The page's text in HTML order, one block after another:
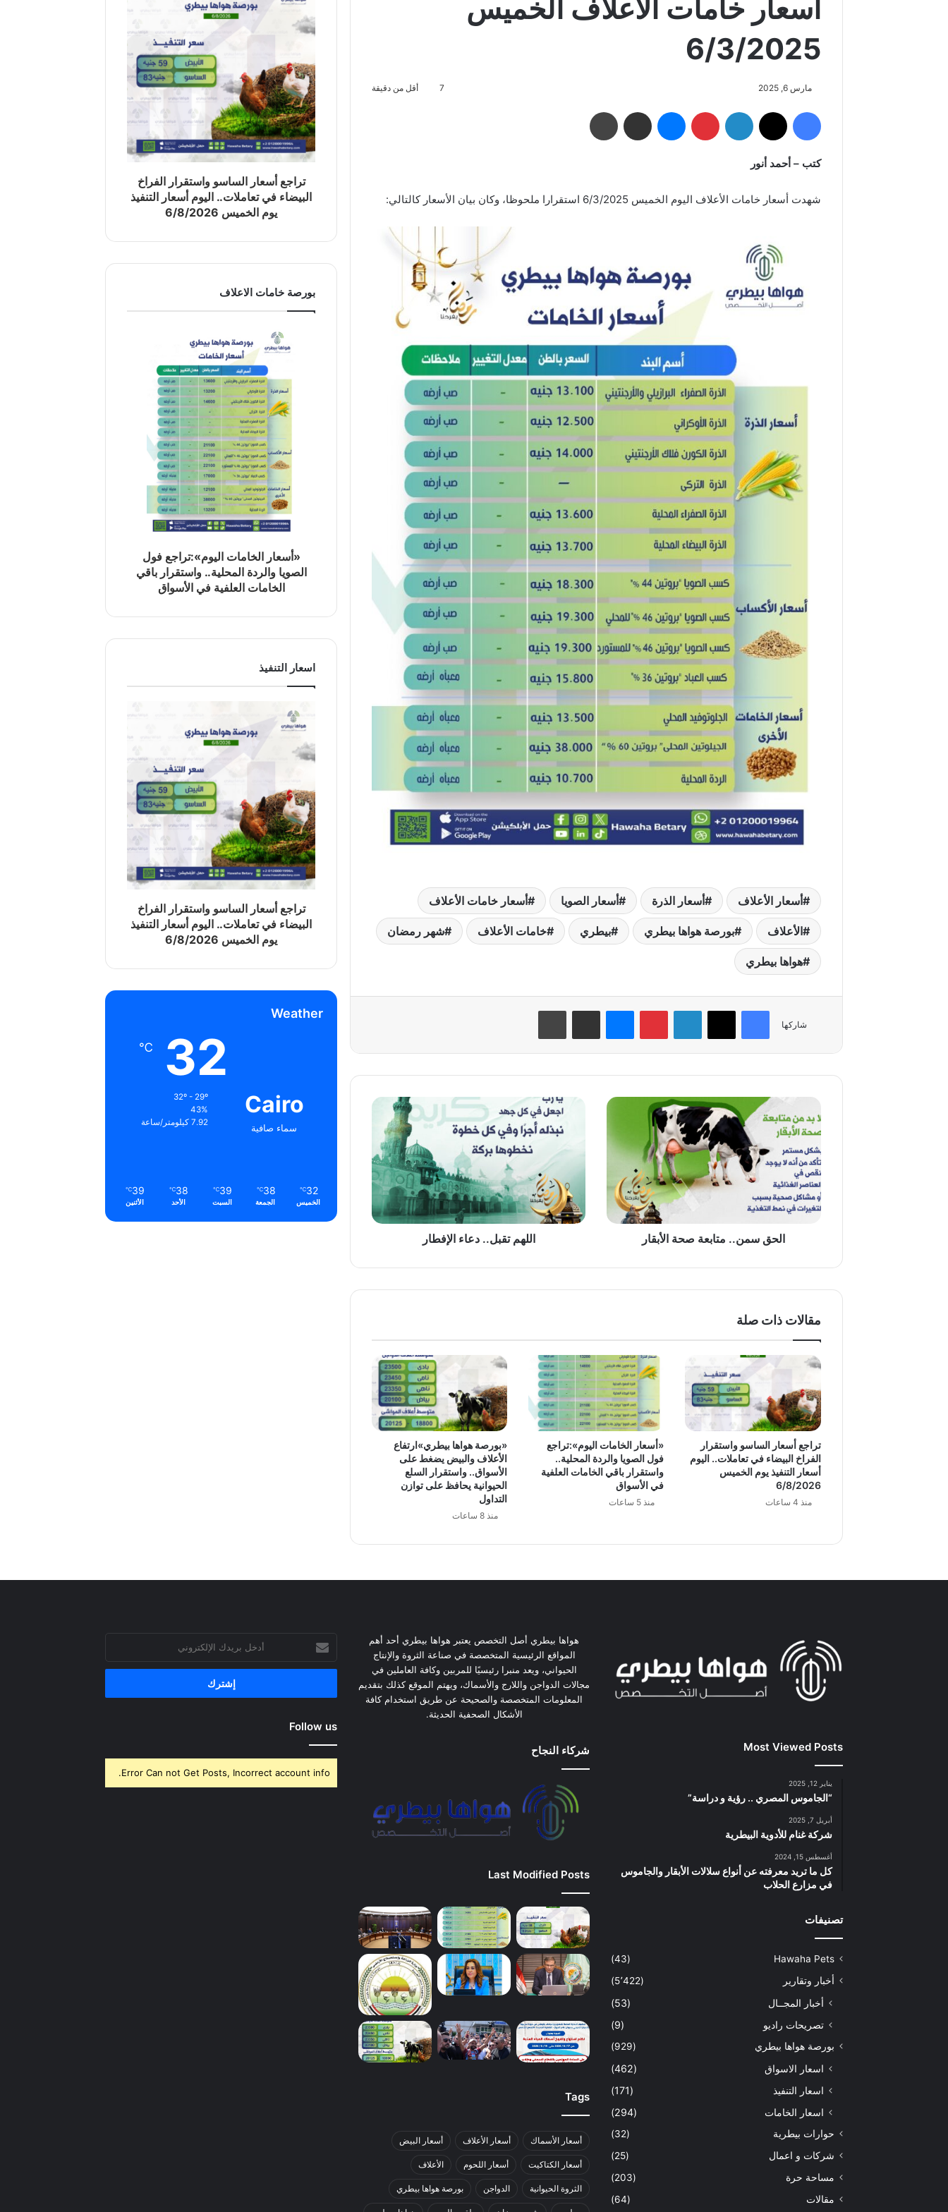
أسعار خامات الأعلاف الخميس
6/3/2025
مارس 6, 2025 7 أقل من دقيقة
فيسبوك لينكدإن بينتيريست ماسنجر مشاركة عبر البريد
كتب – أحمد أنور
شهدت أسعار خامات الأعلاف اليوم الخميس 6/3/2025 استقرارا ملحوظا، وكان بيان الأسعار كالتالي:
أسعار الأعلاف أسعار الذرة أسعار الصويا أسعار خامات الأعلاف
الأعلاف بورصة هواها بيطري بيطري خامات الأعلاف شهر رمضان
هواها بيطري
شاركها
فيسبوك ‫X لينكدإن بينتيريستماسنجر مشاركة عبر البريد طباعة
سمن..
متابعة
صحة
الأبقار
الحق سمن.. متابعة صحة الأبقار
اللهم
الإفطار
اللهم تقبل.. دعاء الإفطار
مقالات ذات صلة
تراجع أسعار الساسو واستقرار
الفراخ البيضاء في تعاملات.. اليوم
أسعار التنفيذ يوم الخميس
6/8/2026
منذ 4 ساعات
«أسعار الخامات اليوم»:تراجع
فول الصويا والردة المحلية..
واستقرار باقي الخامات العلفية
في الأسواق
منذ 5 ساعات
«بورصة هواها بيطري»ارتفاع
الأعلاف والبيض يضغط على
الأسواق.. واستقرار السلع
الحيوانية يحافظ على توازن
التداول
منذ 8 ساعات
تراجع أسعار الساسو واستقرار الفراخ
البيضاء في تعاملات.. اليوم أسعار التنفيذ
يوم الخميس 6/8/2026
بورصة خامات الاعلاف
«أسعار الخامات اليوم»:تراجع فول
الصويا والردة المحلية.. واستقرار باقي
الخامات العلفية في الأسواق
اسعار التنفيذ
تراجع أسعار الساسو واستقرار الفراخ
البيضاء في تعاملات.. اليوم أسعار التنفيذ
يوم الخميس 6/8/2026
Weather
Cairo
سماء صافية
32
℃
32º - 29º
43%
7.92 كيلومتر/ساعة
32
℃
الخميس
38
℃
الجمعة
39
℃
السبت
38
℃
الأحد
39
℃
الأثنين
Most Viewed Posts
يناير 12, 2025
“الجاموس المصري .. رؤية و دراسة”
أبريل 7, 2025
شركة غنام للأدوية البيطرية
أغسطس 15, 2024
كل ما تريد معرفته عن أنواع سلالات الأبقار والجاموس
في مزارع الحلاب
تصنيفات
Hawaha Pets
(43)
أخبار وتقارير
(5٬422)
أخبار المجــال
(53)
تصريحات راديو
(9)
بورصة هواها بيطري (929)
اسعار الاسواق
(462)
اسعار التنفيذ
(171)
اسعار الخامات
(294)
حوارات بيطرية
(32)
شركات و اعمال
(25)
مساحة حرة
(203)
مقالات
(64)
هواها بيطري أصل التخصص يعتبر هواها بيطري أحد أهم
المواقع الرئيسية المتخصصة في صناعة الثروة والإنتاج
الحيواني، ويعد منبرا رئيسيًا للمربين وكافة العاملين في
مجالات الدواجن واللارج والأسماك، ويهتم الموقع كذلك بتقديم
المعلومات المتخصصة والصحيحة عن طريق استخدام كافة
الأشكال الصحفية الحديثة.
شركاء النجاح
Last Modified Posts
Tags
أسعار الأسماك أسعار الأعلاف أسعار البيض
أسعار الكتاكيت أسعار اللحوم الأعلاف
الثروة الحيوانية الدواجن بورصة هواها بيطري
بريدك
الإلكتروني
Follow us
Error Can not Get Posts, Incorrect account info.